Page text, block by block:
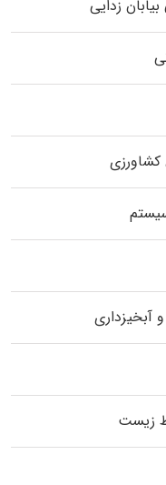
زدایی
کشاورزی
آبخیزداری
زیست